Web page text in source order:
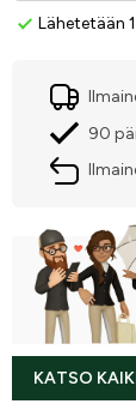
Lähetetään
90
KATSO